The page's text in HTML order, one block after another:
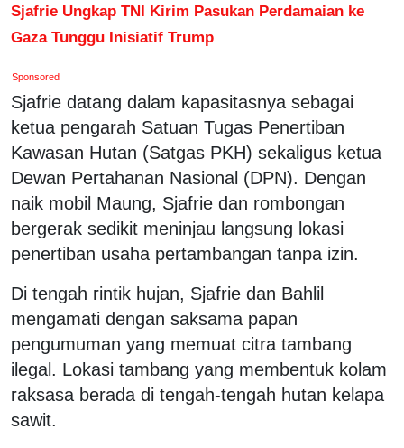
Sjafrie Ungkap TNI Kirim Pasukan Perdamaian ke
Gaza Tunggu Inisiatif Trump
Sponsored
Sjafrie datang dalam kapasitasnya sebagai
ketua pengarah Satuan Tugas Penertiban
Kawasan Hutan (Satgas PKH) sekaligus ketua
Dewan Pertahanan Nasional (DPN). Dengan
naik mobil Maung, Sjafrie dan rombongan
bergerak sedikit meninjau langsung lokasi
penertiban usaha pertambangan tanpa izin.
Di tengah rintik hujan, Sjafrie dan Bahlil
mengamati dengan saksama papan
pengumuman yang memuat citra tambang
ilegal. Lokasi tambang yang membentuk kolam
raksasa berada di tengah-tengah hutan kelapa
sawit.